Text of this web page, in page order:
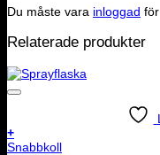
Du måste vara inloggad
Relaterade produkter
+
Snabbkoll